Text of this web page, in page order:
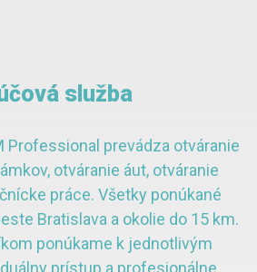
služba
Professional prevádza otváranie
otváranie áut, otváranie
práce. Všetky ponúkané
Bratislava a okolie do 15 km.
ponúkame k jednotlivým
prístup a profesionálne